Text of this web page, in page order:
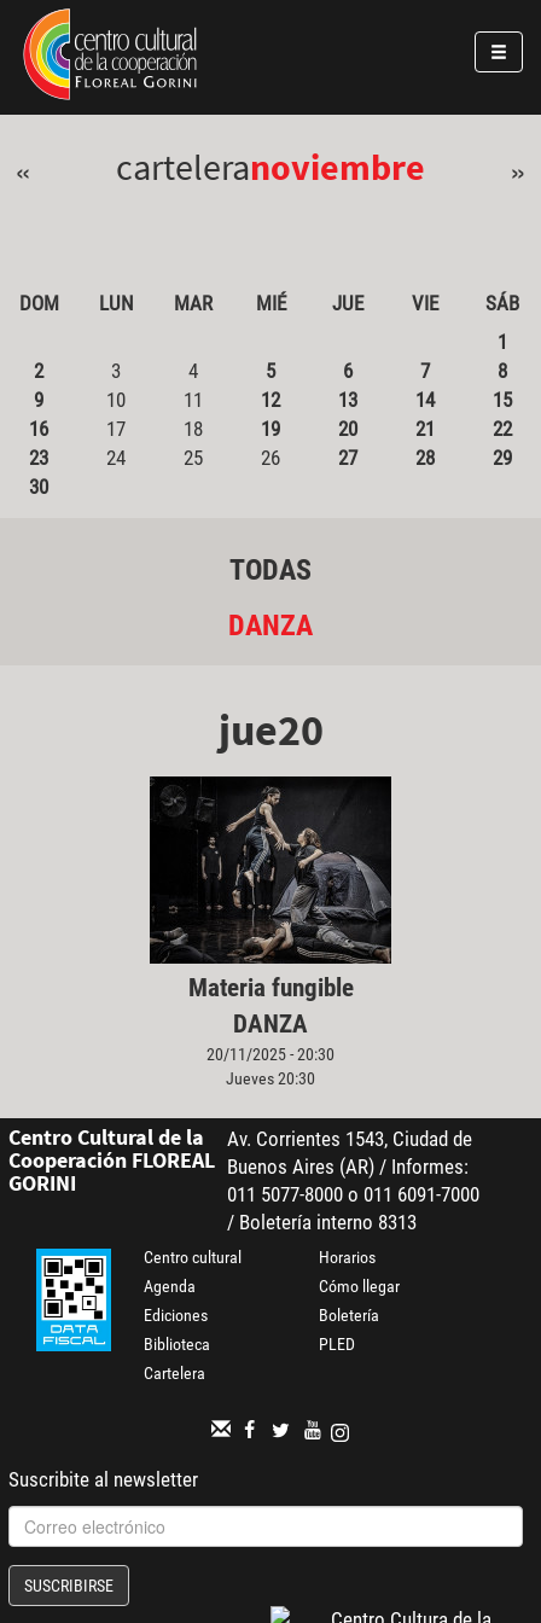
Pasar al contenido principal
Jump to main content
« carteleranoviembre »
DOM LUN MAR MIÉ JUE VIE
SÁB
1
2
3 4 5 6 7
8
9
10 11 12 13 14
15
16
17 18 19 20 21
22
23
24 25 26 27 28
29
30
TODAS
DANZA
jue20
Materia fungible
DANZA
20/11/2025 - 20:30
Jueves 20:30
Centro Cultural de la
Cooperación FLOREAL
GORINI
Av. Corrientes 1543, Ciudad de
Buenos Aires (AR) / Informes:
011 5077-8000 o 011 6091-7000
/ Boletería interno 8313
Centro cultural
Agenda
Ediciones
Biblioteca
Cartelera
Horarios
Cómo llegar
Boletería
PLED
Suscribite al newsletter
SUSCRIBIRSE